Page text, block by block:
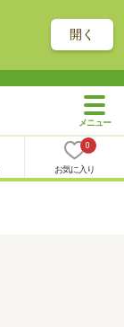
開く
0
お気に入り